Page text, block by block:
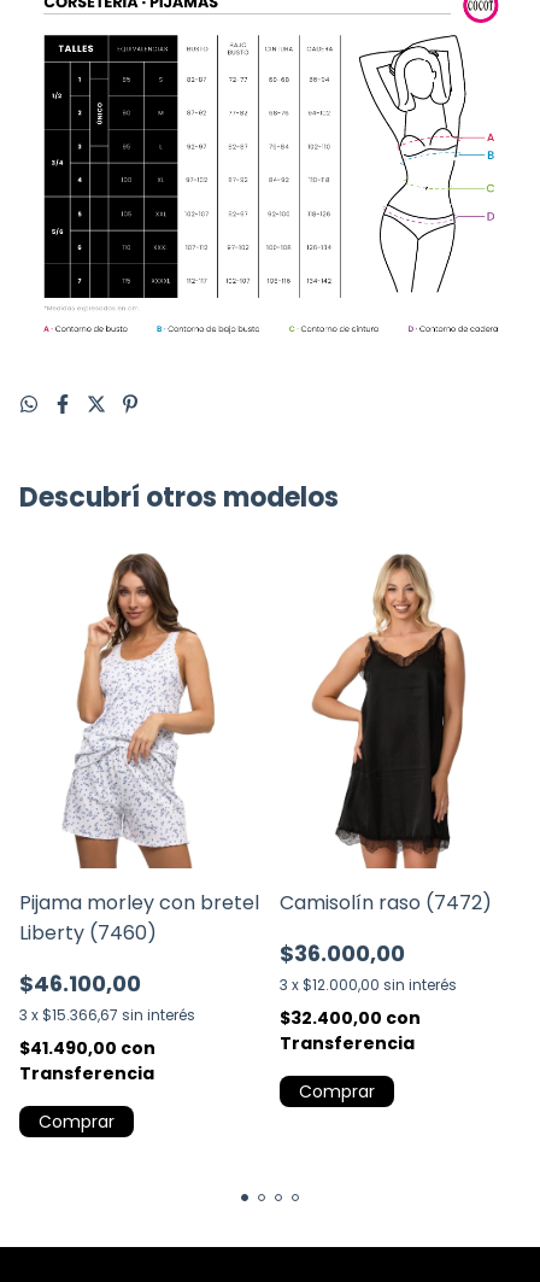
Descubrí otros modelos
Pijama morley con bretel
Liberty (7460)
$46.100,00
3 x $15.366,67 sin interés
$41.490,00 con
Transferencia
Comprar
Camisolín raso (7472)
$36.000,00
3 x $12.000,00 sin interés
$32.400,00 con
Transferencia
Comprar